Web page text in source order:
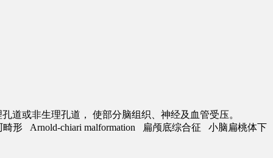
道或非生理孔道， 使部分脑组织、神经及血管受压。
形 Arnold-chiari malformation 扁颅底综合征 小脑扁桃体下